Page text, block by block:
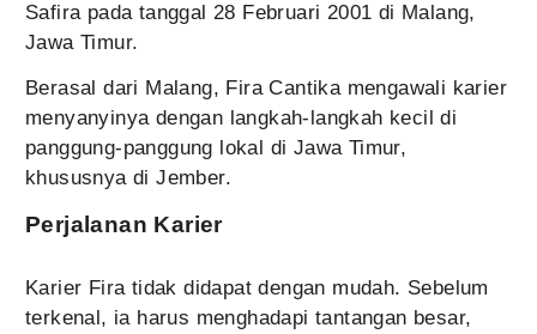
Safira pada tanggal 28 Februari 2001 di Malang,
Jawa Timur.
Berasal dari Malang, Fira Cantika mengawali karier
menyanyinya dengan langkah-langkah kecil di
panggung-panggung lokal di Jawa Timur,
khususnya di Jember.
Perjalanan Karier
Karier Fira tidak didapat dengan mudah. Sebelum
terkenal, ia harus menghadapi tantangan besar,